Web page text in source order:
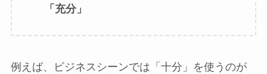
「充分」
例えば、ビジネスシーンでは「十分」を使うのが